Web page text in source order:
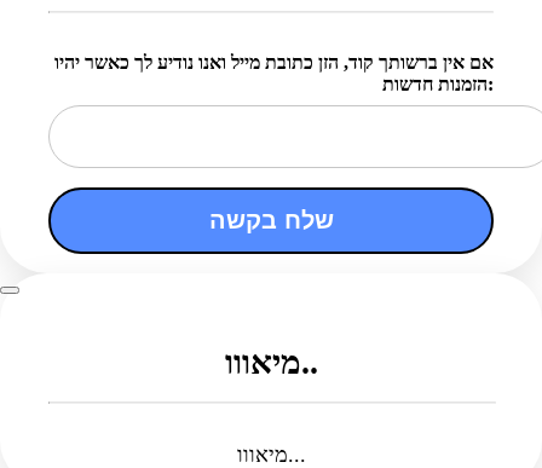
אם אין ברשותך קוד, הזן כתובת מייל ואנו נודיע לך כאשר יהיו
הזמנות חדשות:
שלח בקשה
מיאווו..
מיאווו...